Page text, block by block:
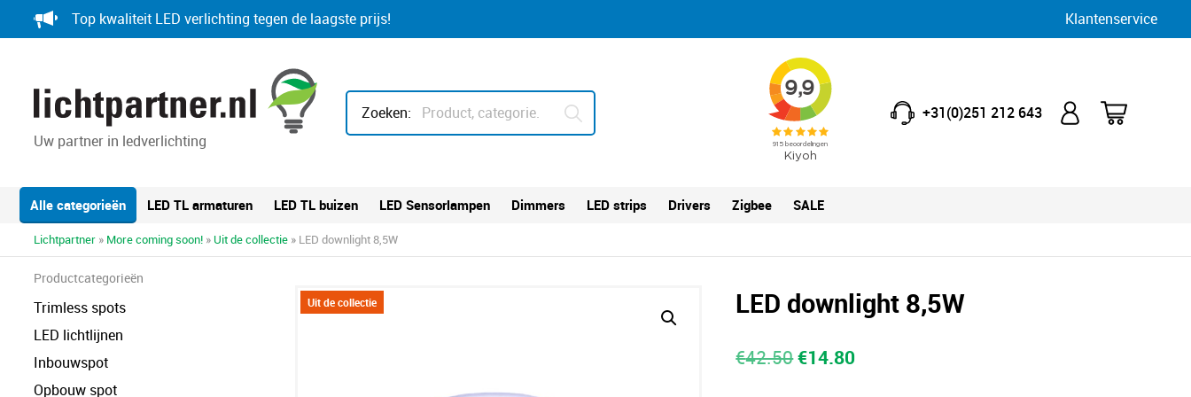
to
Top kwaliteit LED verlichting tegen de laagste prijs! Klantenservice
Uw partner in ledverlichting
Zoeken: +31(0)251 212 643
Alle categorieën LED TL armaturen LED TL buizen LED Sensorlampen Dimmers LED strips Drivers Zigbee SALE
Lichtpartner » More coming soon! » Uit de collectie » LED downlight 8,5W
Productcategorieën
Trimless spots
LED lichtlijnen
Inbouwspot
Opbouw spot
Uit de collectie LED downlight 8,5W
€42.50Oorspronkelijke
€14.80